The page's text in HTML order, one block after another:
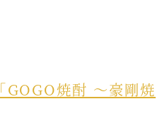
GOGO焼酎 ～豪剛焼